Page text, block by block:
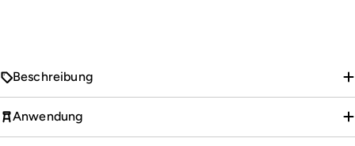
Beschreibung
Anwendung